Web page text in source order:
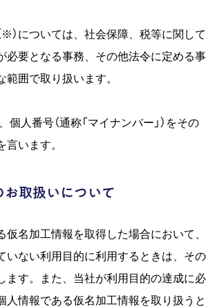
）については、社会保障、税等に関して
必要となる事務、その他法令に定める事
囲で取り扱います。
⼈番号（通称「マイナンバー」）をその
⾔います。
取扱いについて
仮名加⼯情報を取得した場合において、
いない利⽤⽬的に利⽤するときは、その
ます。また、当社が利⽤⽬的の達成に必
⼈情報である仮名加⼯情報を取り扱うと